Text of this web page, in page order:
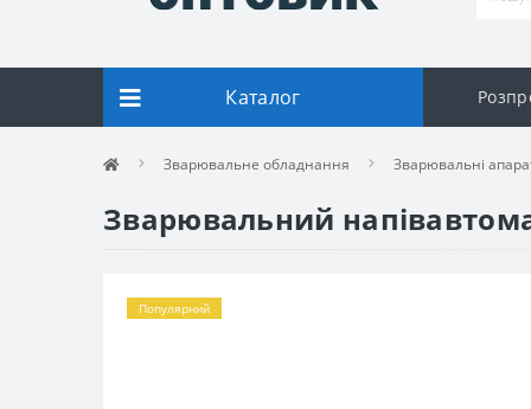
Каталог
Зварювальне обладнання Зварювальні
Зварювальний
Популярний